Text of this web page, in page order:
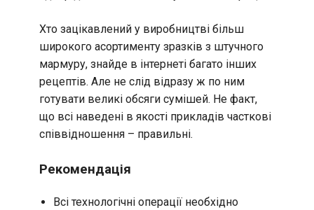
Хто зацікавлений у виробництві більш
широкого асортименту зразків з штучного
мармуру, знайде в інтернеті багато інших
рецептів. Але не слід відразу ж по ним
готувати великі обсяги сумішей. Не факт,
що всі наведені в якості прикладів часткові
співвідношення – правильні.
Рекомендація
Всі технологічні операції необхідно